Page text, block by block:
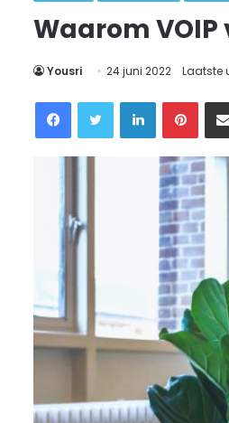
Waarom
Yousri 24 juni 2022 Laatste
FacebookTwitter LinkedIn